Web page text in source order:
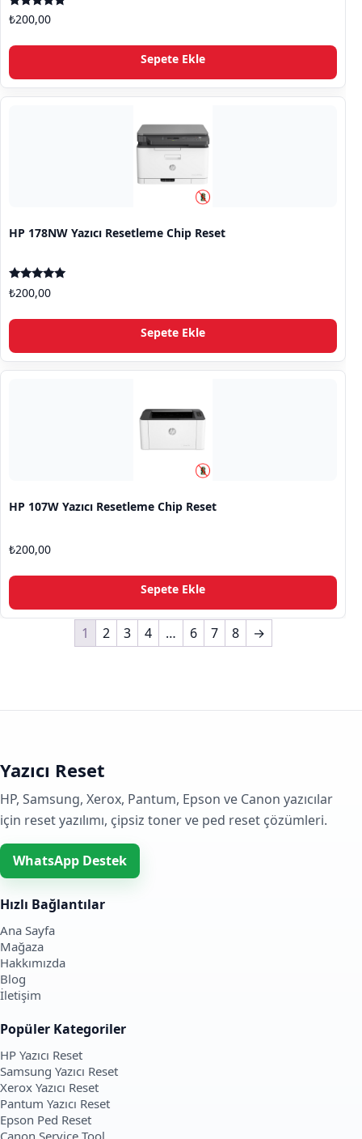
5 üzerinden
5.00
₺200,00
Sepete Ekle
HP 178NW Yazıcı Resetleme Chip Reset
5 üzerinden
5.00
₺200,00
Sepete Ekle
HP 107W Yazıcı Resetleme Chip Reset
₺200,00
Sepete Ekle
1 2 3 4 … 6 7 8 →
Yazıcı Reset
HP, Samsung, Xerox, Pantum, Epson ve Canon yazıcılar
için reset yazılımı, çipsiz toner ve ped reset çözümleri.
WhatsApp Destek
Hızlı Bağlantılar
Ana Sayfa
Mağaza
Hakkımızda
Blog
İletişim
Popüler Kategoriler
HP Yazıcı Reset
Samsung Yazıcı Reset
Xerox Yazıcı Reset
Pantum Yazıcı Reset
Epson Ped Reset
Canon Service Tool